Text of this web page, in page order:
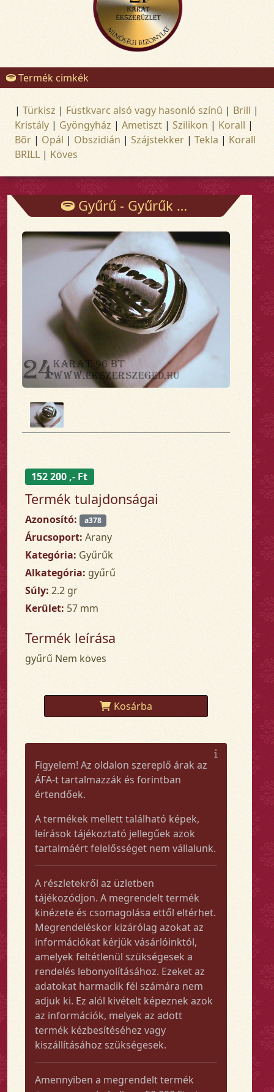
Termék cimkék
| Türkisz | Füstkvarc alsó vagy hasonló színû | Brill |
Kristály | Gyöngyház | Ametiszt | Szilikon | Korall |
Bõr | Opál | Obszidián | Szájstekker | Tekla | Korall
BRILL | Köves
Gyűrű - Gyűrűk - Arany és ezüst ékszerek
152 200 ,- Ft
Termék tulajdonságai
Azonosító: a378
Árucsoport: Arany
Kategória: Gyűrűk
Alkategória: gyűrű
Súly: 2.2 gr
Kerület: 57 mm
Termék leírása
gyűrű Nem köves
Kosárba
Figyelem! Az oldalon szereplő árak az
ÁFA-t tartalmazzák és forintban
értendőek.
A termékek mellett található képek,
leírások tájékoztató jellegűek azok
tartalmáért felelősséget nem vállalunk.
A részletekről az üzletben
tájékozódjon. A megrendelt termék
kinézete és csomagolása ettől eltérhet.
Megrendeléskor kizárólag azokat az
információkat kérjük vásárlóinktól,
amelyek feltétlenül szükségesek a
rendelés lebonyolításához. Ezeket az
adatokat harmadik fél számára nem
adjuk ki. Ez alól kivételt képeznek azok
az információk, melyek az adott
termék kézbesítéséhez vagy
kiszállításához szükségesek.
Amennyiben a megrendelt termék